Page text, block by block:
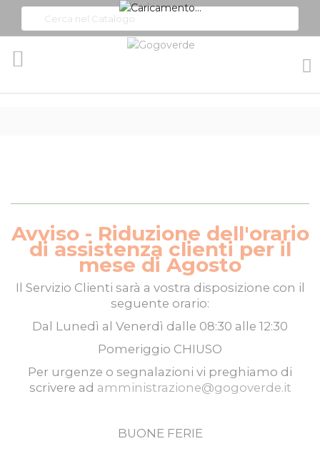
Avviso - Riduzione dell'orario
di assistenza clienti per il
mese di Agosto
Il Servizio Clienti sarà a vostra disposizione con il
seguente orario:
Dal Lunedì al Venerdì dalle 08:30 alle 12:30
Pomeriggio CHIUSO
Per urgenze o segnalazioni vi preghiamo di
scrivere ad amministrazione@gogoverde.it
BUONE FERIE